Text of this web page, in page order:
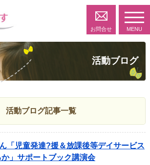
お問合せ MENU
活動ブログ
活動ブログ記事一覧
「児童発達?援＆放課後等デイサービス
か」サポートブック講演会